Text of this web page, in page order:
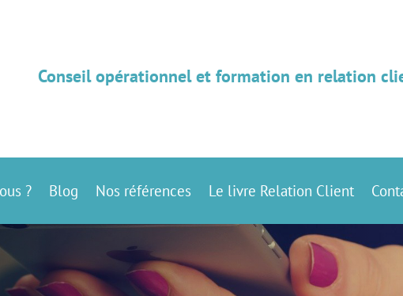
Conseil opérationnel et formation en relation
? Blog Nos références Le livre Relation Client